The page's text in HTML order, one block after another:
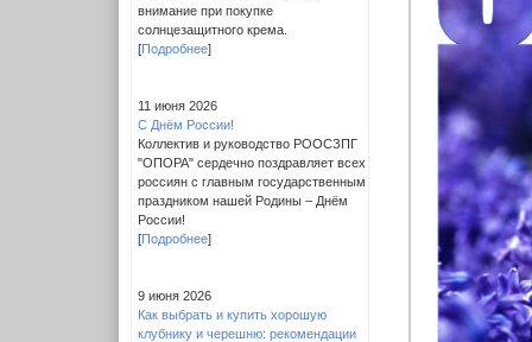
внимание при покупке
солнцезащитного крема.
[Подробнее]
11 июня 2026
С Днём России!
Коллектив и руководство РООСЗПГ
"ОПОРА" сердечно поздравляет всех
россиян с главным государственным
праздником нашей Родины – Днём
России!
[Подробнее]
9 июня 2026
Как выбрать и купить хорошую
клубнику и черешню: рекомендации